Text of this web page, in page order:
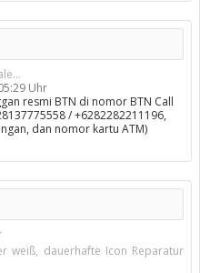
Uhr
resmi BTN di nomor BTN Call
/ +6282282211196,
dan nomor kartu ATM)
weiß, dauerhafte Icon Reparatur